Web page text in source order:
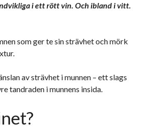
i ett rött vin. Och ibland i vitt.
som ger te sin strävhet och mörk
av strävhet i munnen – ett slags
tandraden i munnens insida.